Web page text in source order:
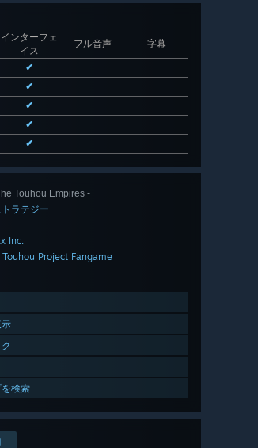
インターフェ
イス
フル音声 字幕
✔
✔
✔
✔
✔
Touhou Empires -
トラテジー
Inc.
Touhou Project Fangame
検索